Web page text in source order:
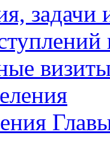
задачи